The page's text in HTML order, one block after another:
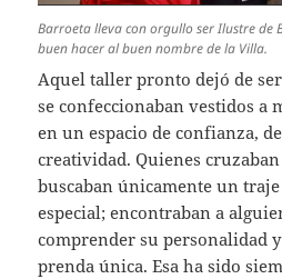
Barroeta lleva con orgullo ser Ilustre de
buen hacer al buen nombre de la Villa.
Aquel taller pronto dejó de
se confeccionaban vestidos a
en un espacio de confianza,
creatividad. Quienes
buscaban únicamente un
especial; encontraban a
comprender su personalidad
prenda única. Esa ha sido